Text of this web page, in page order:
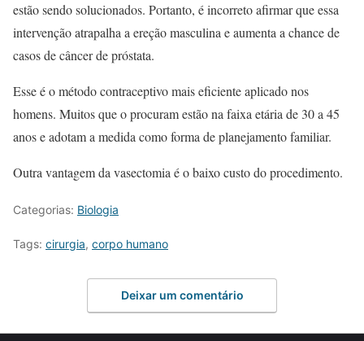
estão sendo solucionados. Portanto, é incorreto afirmar que essa
intervenção atrapalha a ereção masculina e aumenta a chance de
casos de câncer de próstata.
Esse é o método contraceptivo mais eficiente aplicado nos
homens. Muitos que o procuram estão na faixa etária de 30 a 45
anos e adotam a medida como forma de planejamento familiar.
Outra vantagem da vasectomia é o baixo custo do procedimento.
Categorias: Biologia
Tags: cirurgia, corpo humano
Deixar um comentário